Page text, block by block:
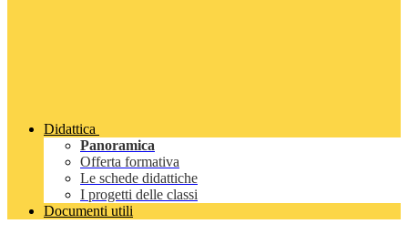
Didattica
Panoramica
Offerta formativa
Le schede didattiche
I progetti delle classi
Documenti utili